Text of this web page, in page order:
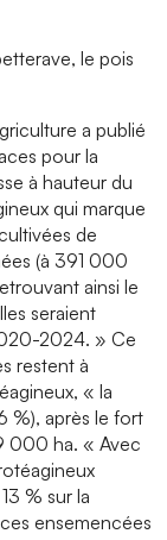
le pois
a publié
pour la
à hauteur du
qui marque
de
(à 391 000
ainsi le
seraient
2024. » Ce
restent à
« la
%), après le fort
000 ha. « Avec
% sur la
ensemencées